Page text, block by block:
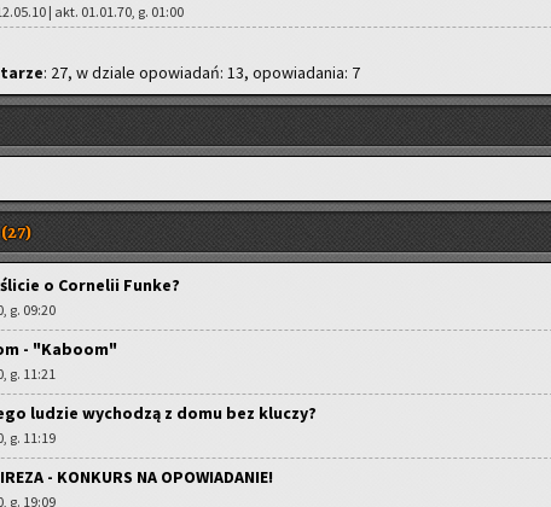
| akt. 01.01.70, g. 01:00
: 27, w dzia­le opo­wia­dań: 13, opo­wia­da­nia: 7
o Cornelii Funke?
g. 09:20
- "Kaboom"
g. 11:21
ludzie wychodzą z domu bez kluczy?
g. 11:19
- KONKURS NA OPOWIADANIE!
g. 19:09